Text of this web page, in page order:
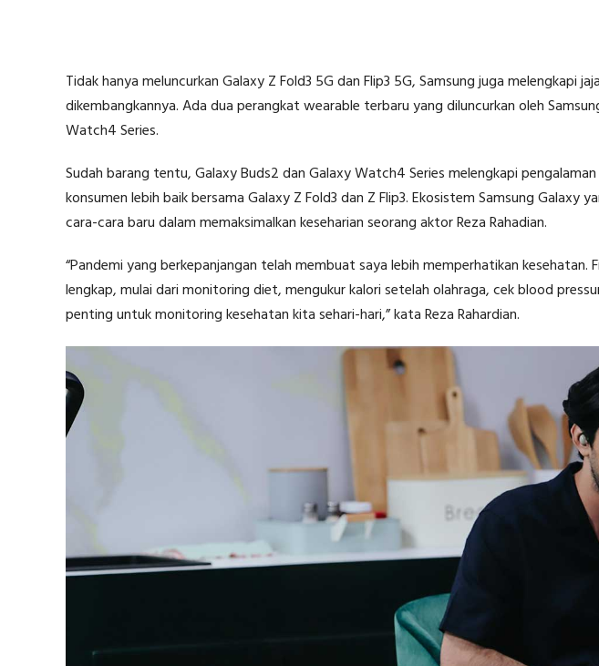
Tidak hanya meluncurkan Galaxy Z Fold3 5G dan Flip3 5G, Samsung juga melengkapi
dikembangkannya. Ada dua perangkat wearable terbaru yang diluncurkan oleh
Watch4 Series.
Sudah barang tentu, Galaxy Buds2 dan Galaxy Watch4 Series melengkapi
konsumen lebih baik bersama Galaxy Z Fold3 dan Z Flip3. Ekosistem Samsung Galaxy
cara-cara baru dalam memaksimalkan keseharian seorang aktor Reza Rahadian.
“Pandemi yang berkepanjangan telah membuat saya lebih memperhatikan
lengkap, mulai dari monitoring diet, mengukur kalori setelah olahraga, cek blood
penting untuk monitoring kesehatan kita sehari-hari,” kata Reza Rahardian.